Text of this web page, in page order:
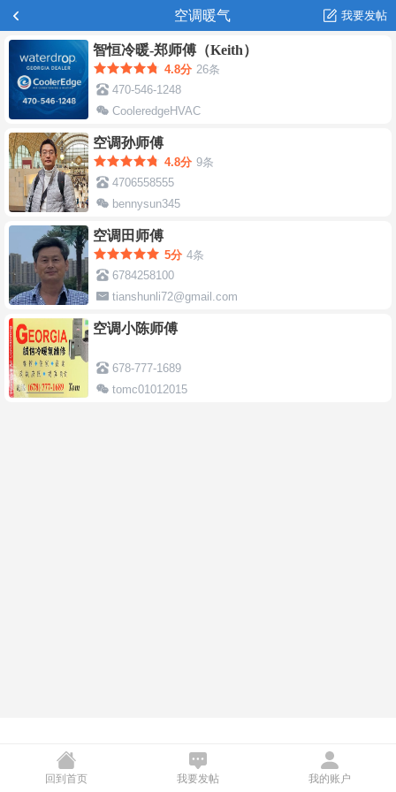
空调暖气 我要发帖
智恒冷暖-郑师傅（Keith）
4.8分 26条
470-546-1248
CooleredgeHVAC
Cooleredge.service@gmail.com
空调孙师傅
4.8分 9条
4706558555
bennysun345
sunnysun55@yahoo.com
空调田师傅
5分 4条
6784258100
tianshunli72@gmail.com
空调小陈师傅
678-777-1689
tomc01012015
回到首页 我要发帖 我的账户